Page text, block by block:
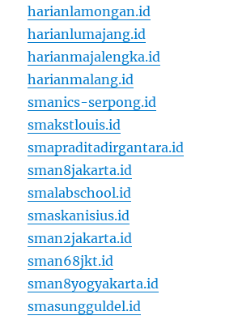
harianlamongan.id
harianlumajang.id
harianmajalengka.id
harianmalang.id
smanics-serpong.id
smakstlouis.id
smapraditadirgantara.id
sman8jakarta.id
smalabschool.id
smaskanisius.id
sman2jakarta.id
sman68jkt.id
sman8yogyakarta.id
smasungguldel.id